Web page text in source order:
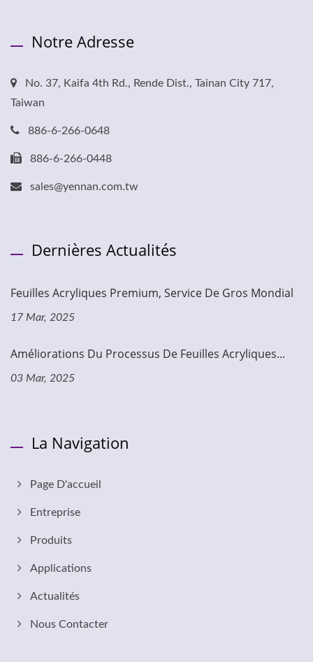
Notre Adresse
No. 37, Kaifa 4th Rd., Rende Dist., Tainan City 717,
Taiwan
886-6-266-0648
886-6-266-0448
sales@yennan.com.tw
Dernières Actualités
Feuilles Acryliques Premium, Service De Gros Mondial
17 Mar, 2025
Améliorations Du Processus De Feuilles Acryliques...
03 Mar, 2025
La Navigation
Page D'accueil
Entreprise
Produits
Applications
Actualités
Nous Contacter